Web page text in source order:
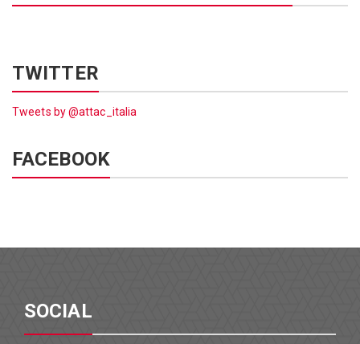
TWITTER
Tweets by @attac_italia
FACEBOOK
SOCIAL